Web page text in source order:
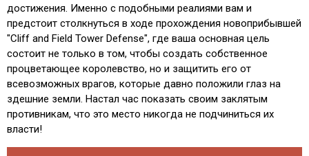
достижения. Именно с подобными реалиями вам и
предстоит столкнуться в ходе прохождения новоприбывшей
"Cliff and Field Tower Defense", где ваша основная цель
состоит не только в том, чтобы создать собственное
процветающее королевство, но и защитить его от
всевозможных врагов, которые давно положили глаз на
здешние земли. Настал час показать своим заклятым
противникам, что это место никогда не подчиниться их
власти!